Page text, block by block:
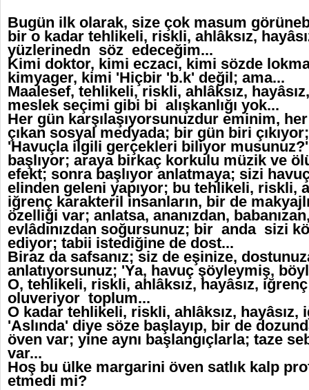
Bugün ilk olarak, size çok masum
bir o kadar tehlikeli, riskli, ahlâksız,
yüzlerinedn söz edeceğim...
Kimi doktor, kimi eczacı, kimi sözde
kimyager, kimi 'Hiçbir 'b.k' değil; ama...
Maalesef, tehlikeli, riskli, ahlâksız,
meslek seçimi gibi bi alışkanlığı yok...
Her gün karşılaşıyorsunuzdur eminim,
çıkan sosyal medyada; bir gün biri
'Havuçla ilgili gerçekleri biliyor
başlıyor; araya birkaç korkulu müzik ve
efekt; sonra başlıyor anlatmaya; sizi
elinden geleni yapıyor; bu tehlikeli, riskli,
iğrenç karakteril insanların, bir de
özelliği var; anlatsa, ananızdan,
evlâdınızdan soğursunuz; bir anda sizi
ediyor; tabii istediğine de dost...
Biraz da safsanız; siz de eşinize,
anlatıyorsunuz; 'Ya, havuç şöyleymiş,
O, tehlikeli, riskli, ahlâksız, hayâsız,
oluveriyor toplum...
O kadar tehlikeli, riskli, ahlâksız,
'Aslında' diye söze başlayıp, bir de
öven var; yine aynı başlangıçlarla; taze
var...
Hoş bu ülke margarini öven satlık kalp
etmedi mi?